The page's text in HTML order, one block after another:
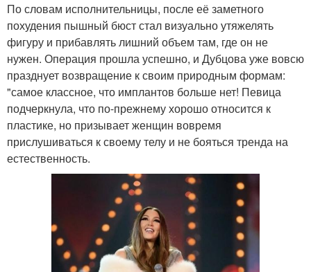
По словам исполнительницы, после её заметного
похудения пышный бюст стал визуально утяжелять
фигуру и прибавлять лишний объем там, где он не
нужен. Операция прошла успешно, и Дубцова уже вовсю
празднует возвращение к своим природным формам:
"самое классное, что имплантов больше нет! Певица
подчеркнула, что по-прежнему хорошо относится к
пластике, но призывает женщин вовремя
прислушиваться к своему телу и не бояться тренда на
естественность.